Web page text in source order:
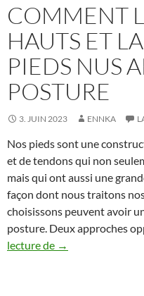
COMMENT
HAUTS ET
PIEDS NUS
POSTURE
3. JUIN 2023 ENNKA
Nos pieds sont une
et de tendons qui non
mais qui ont aussi une
façon dont nous traitons
choisissons peuvent avoir
posture. Deux approches
lecture de Comment
→